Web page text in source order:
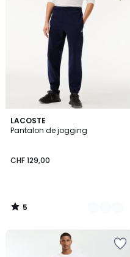
LACOSTE
Pantalon de jogging
CHF 129,00
5
/
4
Couleurs
5
/